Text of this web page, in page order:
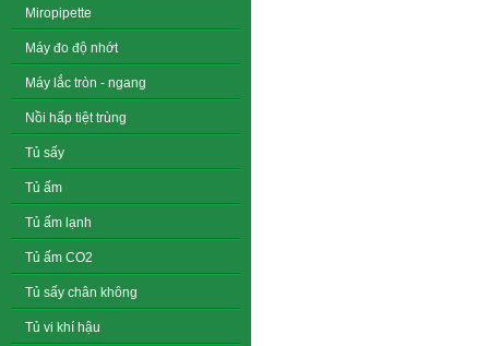
Miropipette
Máy đo độ nhớt
Máy lắc tròn - ngang
Nồi hấp tiệt trùng
Tủ sấy
Tủ ấm
Tủ ấm lạnh
Tủ ấm CO2
Tủ sấy chân không
Tủ vi khí hậu